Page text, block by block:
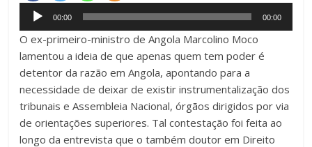
Audio
Player
00:00 00:00
O ex-primeiro-ministro de Angola Marcolino Moco
lamentou a ideia de que apenas quem tem poder é
detentor da razão em Angola, apontando para a
necessidade de deixar de existir instrumentalização dos
tribunais e Assembleia Nacional, órgãos dirigidos por via
de orientações superiores. Tal contestação foi feita ao
longo da entrevista que o também doutor em Direito